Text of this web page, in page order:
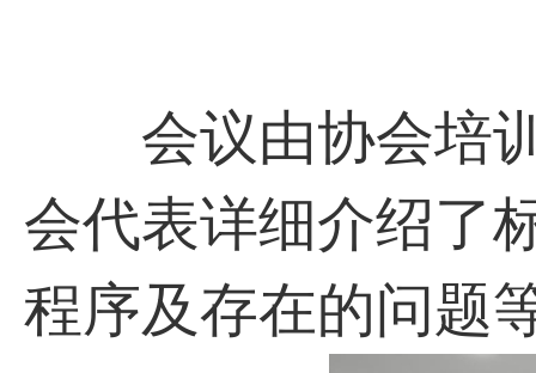
会议由协会培训
会代表详细介绍了
程序及存在的问题